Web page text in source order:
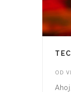
OD